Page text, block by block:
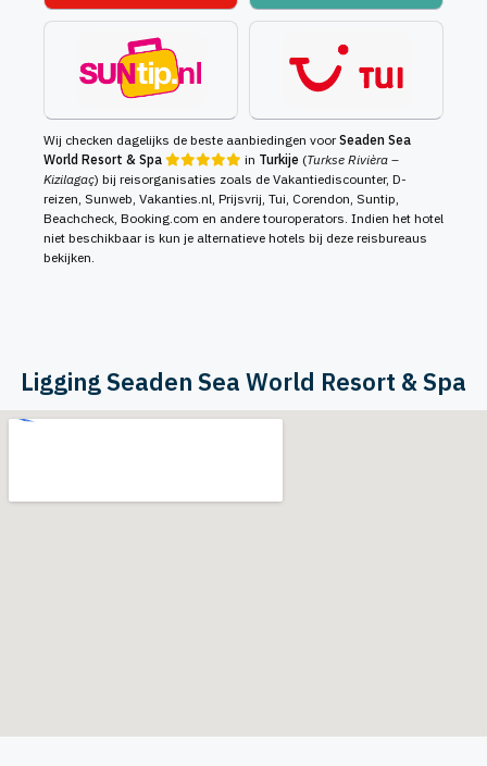
Wij checken dagelijks de beste aanbiedingen voorSeaden Sea
World Resort & Spa
in Turkije (Turkse Rivièra –
Kizilagaç) bij reisorganisaties zoals de Vakantiediscounter, D-
reizen, Sunweb, Vakanties.nl, Prijsvrij, Tui, Corendon, Suntip,
Beachcheck, Booking.com en andere touroperators. Indien het hotel
niet beschikbaar is kun je alternatieve hotels bij deze reisbureaus
bekijken.
Ligging Seaden Sea World Resort & Spa